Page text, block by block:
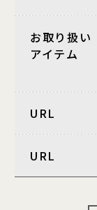
お取り扱い
アイテム
URL
URL